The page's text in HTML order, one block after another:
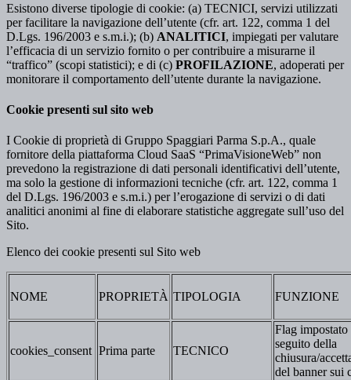
Esistono diverse tipologie di cookie: (a) TECNICI, servizi utilizzati
per facilitare la navigazione dell’utente (cfr. art. 122, comma 1 del
D.Lgs. 196/2003 e s.m.i.); (b) ANALITICI, impiegati per valutare
l’efficacia di un servizio fornito o per contribuire a misurarne il
“traffico” (scopi statistici); e di (c) PROFILAZIONE, adoperati per
monitorare il comportamento dell’utente durante la navigazione.
Cookie presenti sul sito web
I Cookie di proprietà di Gruppo Spaggiari Parma S.p.A., quale
fornitore della piattaforma Cloud SaaS “PrimaVisioneWeb” non
prevedono la registrazione di dati personali identificativi dell’utente,
ma solo la gestione di informazioni tecniche (cfr. art. 122, comma 1
del D.Lgs. 196/2003 e s.m.i.) per l’erogazione di servizi o di dati
analitici anonimi al fine di elaborare statistiche aggregate sull’uso del
Sito.
Elenco dei cookie presenti sul Sito web
NOME PROPRIETÀ TIPOLOGIA FUNZIONE
cookies_consent Prima parte TECNICO
Flag impostato
seguito della
chiusura/
del banner sui